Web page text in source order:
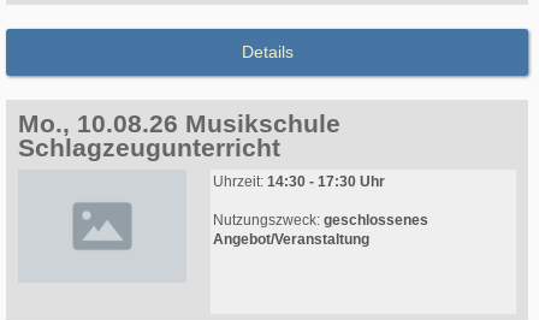
Details
Mo., 10.08.26 Musikschule
Schlagzeugunterricht
Uhrzeit: 14:30 - 17:30 Uhr
Nutzungszweck: geschlossenes
Angebot/Veranstaltung